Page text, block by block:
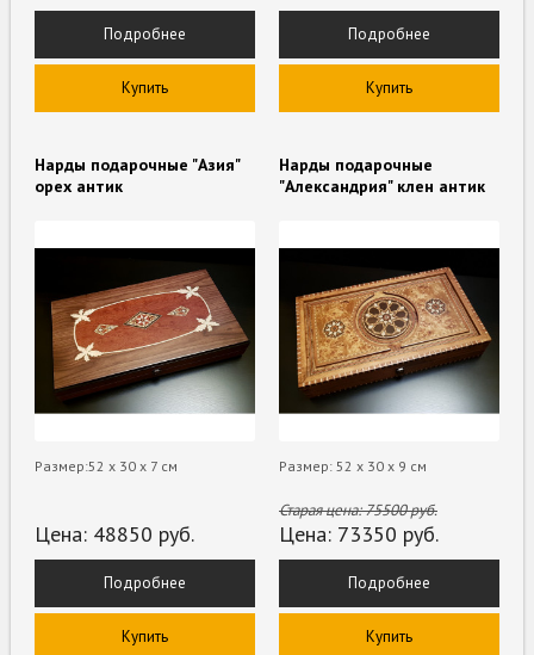
Подробнее
Купить
Подробнее
Купить
Нарды подарочные "Азия"
орех антик
Размер:52 х 30 х 7 см
Цена: 48850 руб.
Подробнее
Купить
Нарды подарочные
"Александрия" клен антик
Размер: 52 х 30 х 9 см
Старая цена:75500руб.
Цена: 73350 руб.
Подробнее
Купить